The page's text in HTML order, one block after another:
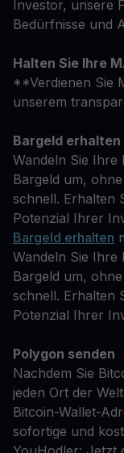
Investor, unsere
Bedürfnisse und
Halten Sie Ihre
**Verdienen Sie
unserem
Bargeld
Wandeln Sie
Bargeld um,
schnell. Erhalten
Potenzial Ihrer
Bargeld erhalten
Wandeln Sie
Bargeld um,
schnell. Erhalten
Potenzial Ihrer
Polygon senden
Nachdem Sie
jeden Ort der
Bitcoin-Wallet-
sofortige und